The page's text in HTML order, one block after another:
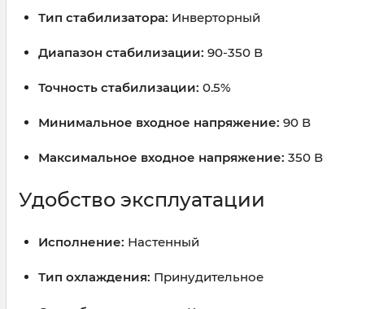
Тип стабилизатора: Инверторный
Диапазон стабилизации: 90-350 В
Точность стабилизации: 0.5%
Минимальное входное напряжение: 90 В
Максимальное входное напряжение: 350 В
Удобство эксплуатации
Исполнение: Настенный
Тип охлаждения: Принудительное